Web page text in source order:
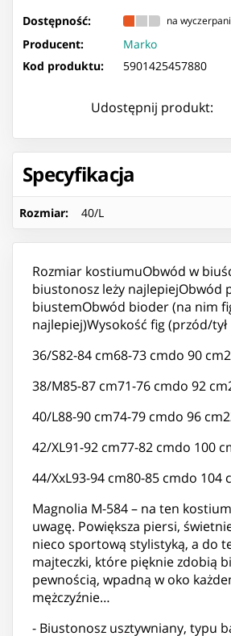
Dostępność: na
Producent:
Marko
Kod produktu:
5901425457880
Udostępnij produkt:
Specyfikacja
Rozmiar: 40/L
Rozmiar kostiumuObwód w
biustonosz leży najlepiejObwód
biustemObwód bioder (na nim
najlepiej)Wysokość fig (przód/tył
36/S82-84 cm68-73 cmdo 90
38/M85-87 cm71-76 cmdo 92
40/L88-90 cm74-79 cmdo 96
42/XL91-92 cm77-82 cmdo 100
44/XxL93-94 cm80-85 cmdo 104
Magnolia M-584 – na ten
uwagę. Powiększa piersi,
nieco sportową stylistyką, a do
majteczki, które pięknie zdobią
pewnością, wpadną w oko
mężczyźnie…
- Biustonosz usztywniany, typu